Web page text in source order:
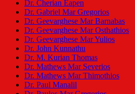
Dr. Cherian Eapen
Dr. Gabriel Mar Gregorios
Dr. Geevarghese Mar Barnabas
Dr. Geevarghese Mar Osthathios
Dr. Geevarghese Mar Yulios
Dr. John Kunnathu
Dr. M. Kurian Thomas
Dr. Mathews Mar Severios
Dr. Mathews Mar Thimothios
Dr. Paul Manalil